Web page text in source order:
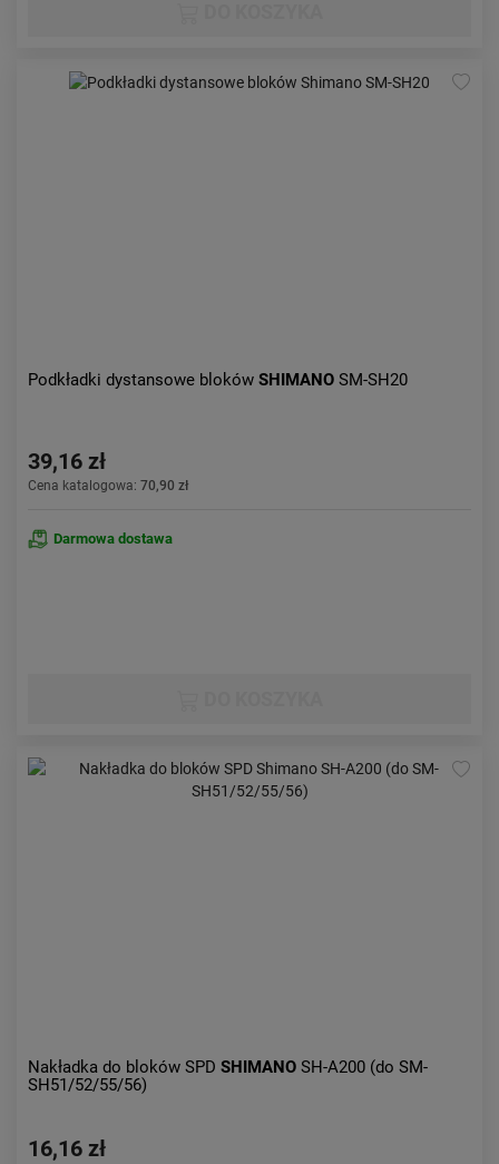
Podkładki dystansowe bloków SHIMANO SM-SH20
39,16 zł
Cena katalogowa: 70,90 zł
Darmowa dostawa
Nakładka do bloków SPD SHIMANO SH-A200 (do SM-
SH51/52/55/56)
16,16 zł